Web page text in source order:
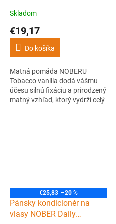
Skladom
€19,17
Do košíka
Matná pomáda NOBERU
Tobacco vanilla dodá vášmu
účesu silnú fixáciu a prirodzený
matný vzhľad, ktorý vydrží celý
deň. Poteší vás jeho príjemná
€25,83 –20 %
Pánsky kondicionér na
vlasy NOBER Daily